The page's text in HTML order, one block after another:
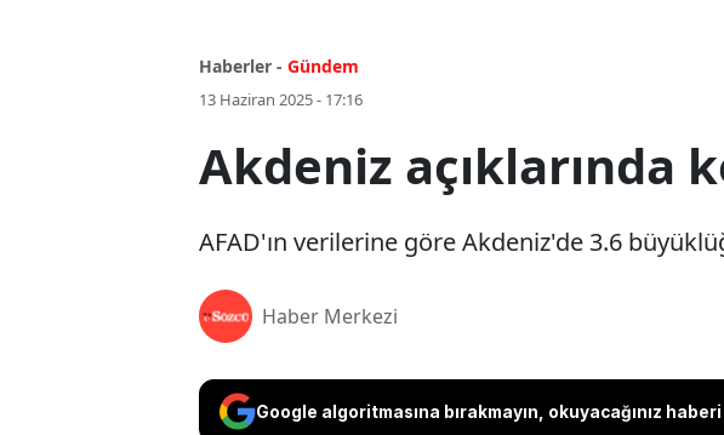
Haberler - Gündem
13 Haziran 2025 - 17:16
Akdeniz açıklarında
AFAD'ın verilerine göre Akdeniz'de 3.6
Haber Merkezi
Google algoritmasına bırakmayın, okuyacağınız